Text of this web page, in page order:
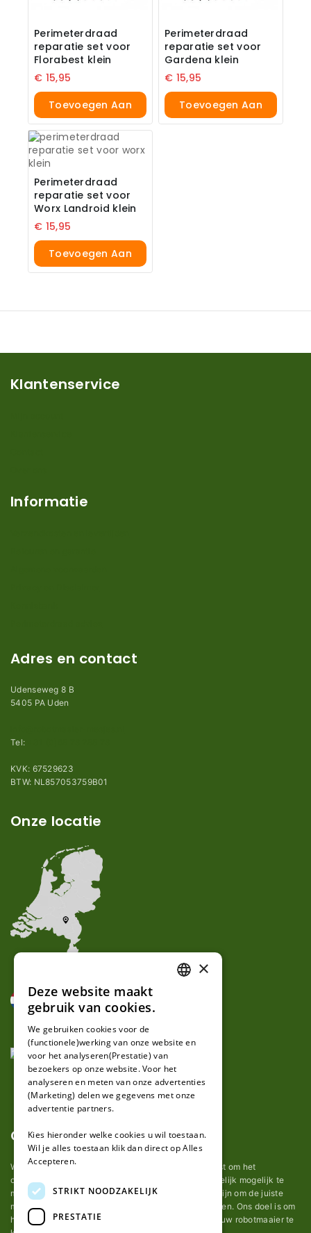
Perimeterdraad
reparatie set voor
Florabest klein
€ 15,95
Toevoegen Aan
Winkelwagen
Perimeterdraad
reparatie set voor
Gardena klein
€ 15,95
Toevoegen Aan
Winkelwagen
Perimeterdraad
reparatie set voor
Worx Landroid klein
€ 15,95
Toevoegen Aan
Winkelwagen
Klantenservice
Informatie
Adres en contact
Udenseweg 8 B
5405 PA Uden
Tel:
KVK: 67529623
BTW: NL857053759B01
Onze locatie
Over ons
Wij van robotmaaier-mesjes.nl doen ons uiterste best om het
onderhoud van robot grasmaaier mesjes zo gemakkelijk mogelijk te
maken. Uit ervaring merkten we hoe lastig het kan zijn om de juiste
messen voor een automatische grasmachine te vinden. Ons doel is om
het u makkelijk te maken om de goede mesjes voor uw robotmaaier te
GERMAN
×
Deze website maakt
gebruik van cookies.
We gebruiken cookies voor de
(functionele)werking van onze website en
voor het analyseren(Prestatie) van
bezoekers op onze website. Voor het
analyseren en meten van onze advertenties
(Marketing) delen we gegevens met onze
advertentie partners.
Kies hieronder welke cookies u wil toestaan.
Wil je alles toestaan klik dan direct op Alles
Accepteren.
STRIKT NOODZAKELIJK
PRESTATIE